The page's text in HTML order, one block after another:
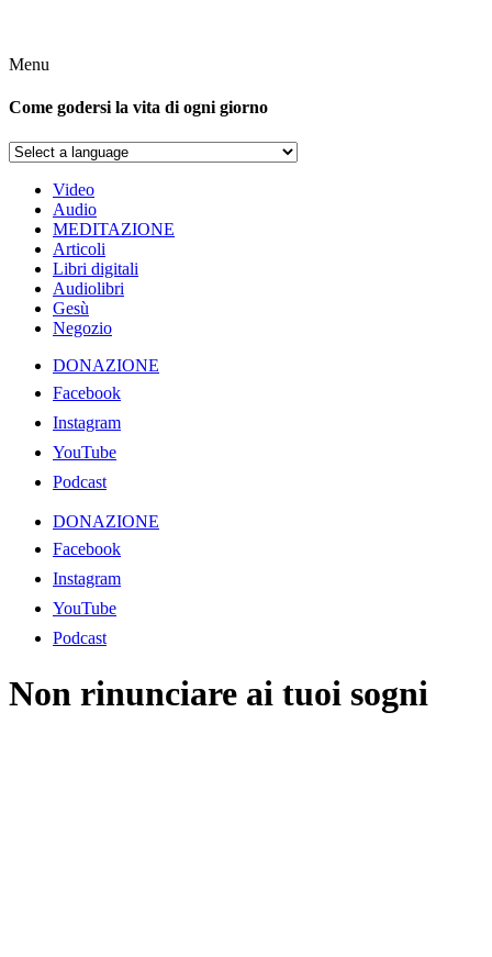
Menu
Come godersi la vita di ogni giorno
Video
Audio
MEDITAZIONE
Articoli
Libri digitali
Audiolibri
Gesù
Negozio
DONAZIONE
Facebook
Instagram
YouTube
Podcast
DONAZIONE
Facebook
Instagram
YouTube
Podcast
Non rinunciare ai tuoi sogni